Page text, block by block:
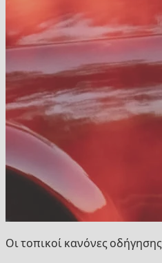
Οι τοπικοί κανόνες